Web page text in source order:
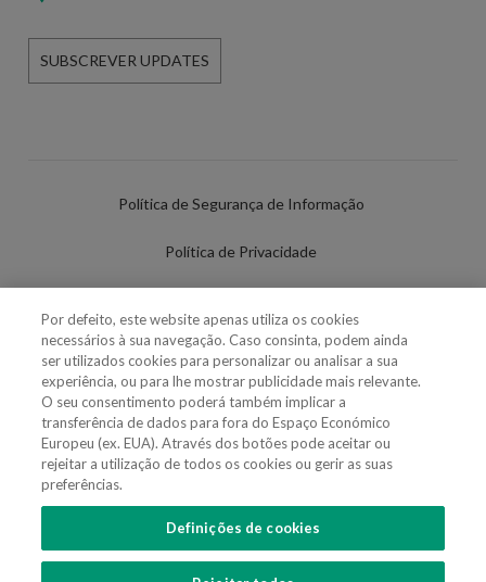
SUBSCREVER UPDATES
Política de Segurança de Informação
Política de Privacidade
Política de Cookies
Definições de cookies
Uso Fraudulento Nome/Marca
SIGA-NOS
Por defeito, este website apenas utiliza os cookies
necessários à sua navegação. Caso consinta, podem ainda
ser utilizados cookies para personalizar ou analisar a sua
experiência, ou para lhe mostrar publicidade mais relevante.
O seu consentimento poderá também implicar a
transferência de dados para fora do Espaço Económico
Europeu (ex. EUA). Através dos botões pode aceitar ou
rejeitar a utilização de todos os cookies ou gerir as suas
preferências.
Definições de cookies